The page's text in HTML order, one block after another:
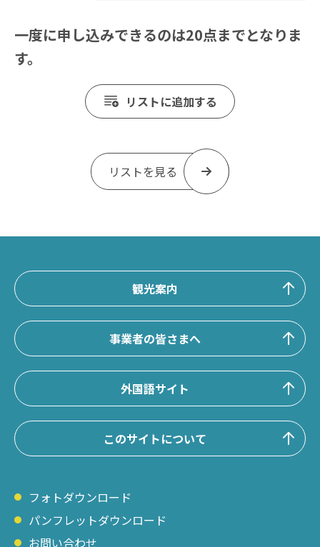
一度に申し込みできるのは20点までとなりま
す。
リストに追加する
リストを見る
観光案内
事業者の皆さまへ
外国語サイト
このサイトについて
フォトダウンロード
パンフレットダウンロード
お問い合わせ